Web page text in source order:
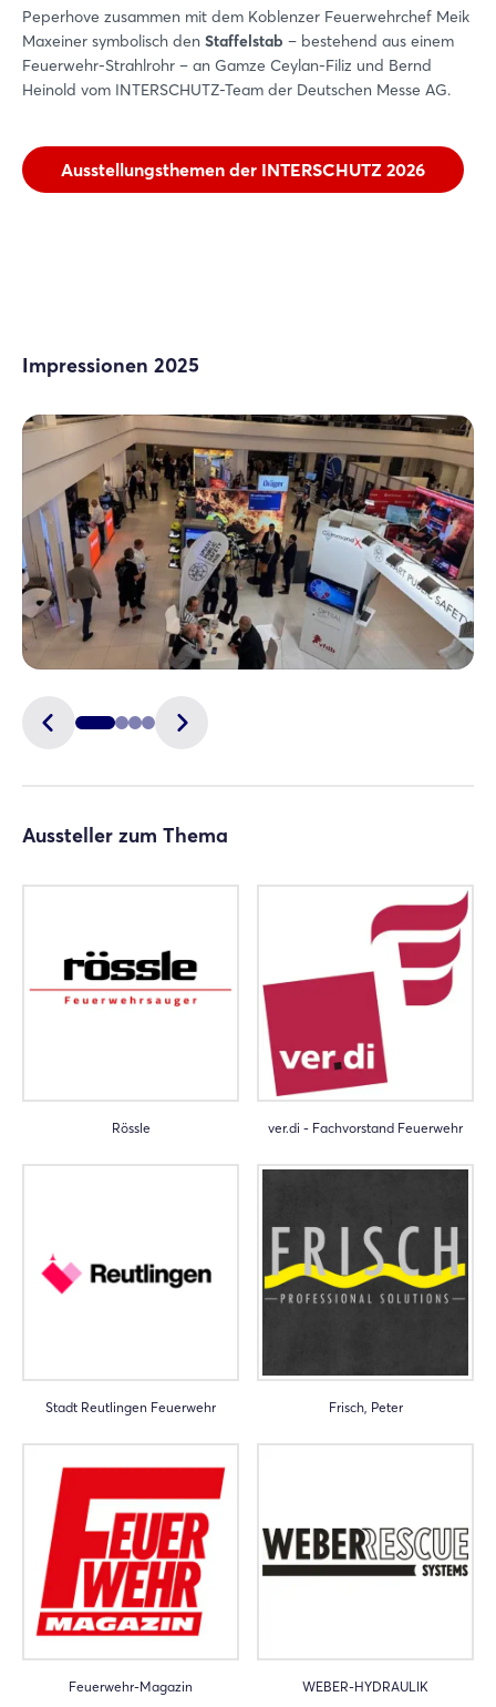
Peperhove zusammen mit dem Koblenzer Feuerwehrchef Meik
Maxeiner symbolisch den Staffelstab – bestehend aus einem
Feuerwehr-Strahlrohr – an Gamze Ceylan-Filiz und Bernd
Heinold vom INTERSCHUTZ-Team der Deutschen Messe AG.
Ausstellungsthemen der INTERSCHUTZ 2026
Impressionen 2025
Aussteller zum Thema
Rössle ver.di - Fachvorstand Feuerwehr
Stadt Reutlingen Feuerwehr Frisch, Peter
Feuerwehr-Magazin WEBER-HYDRAULIK
Login
Jetzt registrieren